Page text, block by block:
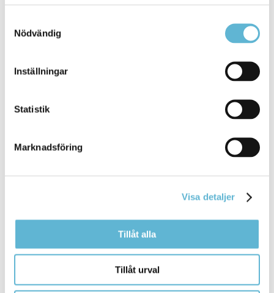
Nödvändig
Inställningar
Statistik
Marknadsföring
Visa detaljer
Tillåt alla
Tillåt urval
Bromölla Kommun
Webbsida
studerar.